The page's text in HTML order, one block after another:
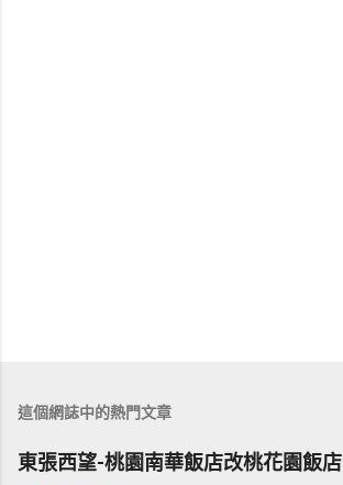
這個網誌中的熱門文章
東張西望-桃園南華飯店改桃花園飯店